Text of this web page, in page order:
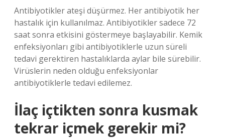
Antibiyotikler ateşi düşürmez. Her antibiyotik her
hastalık için kullanılmaz. Antibiyotikler sadece 72
saat sonra etkisini göstermeye başlayabilir. Kemik
enfeksiyonları gibi antibiyotiklerle uzun süreli
tedavi gerektiren hastalıklarda aylar bile sürebilir.
Virüslerin neden olduğu enfeksiyonlar
antibiyotiklerle tedavi edilemez.
İlaç içtikten sonra kusmak
tekrar içmek gerekir mi?